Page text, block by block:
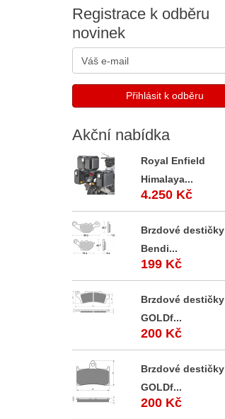
Registrace k odběru
novinek
Akční nabídka
Royal Enfield
Himalaya...
4.250 Kč
Brzdové destičky
Bendi...
199 Kč
Brzdové destičky
GOLDf...
200 Kč
Brzdové destičky
GOLDf...
200 Kč